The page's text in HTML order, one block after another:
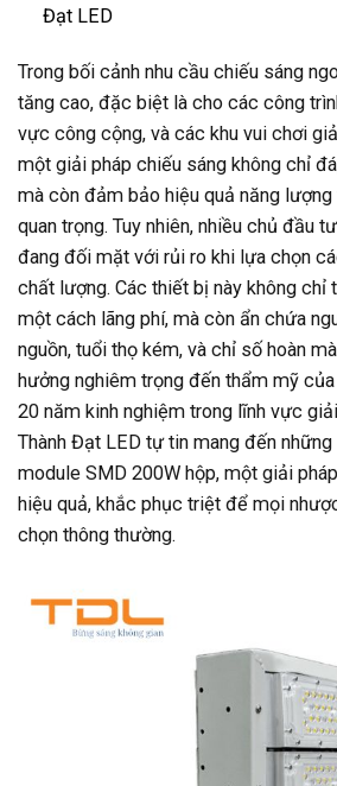
Đạt LED
Trong bối cảnh nhu cầu chiếu sáng
tăng cao, đặc biệt là cho các công
vực công cộng, và các khu vui chơi
một giải pháp chiếu sáng không chỉ
mà còn đảm bảo hiệu quả năng
quan trọng. Tuy nhiên, nhiều chủ đầu
đang đối mặt với rủi ro khi lựa chọn
chất lượng. Các thiết bị này không chỉ
một cách lãng phí, mà còn ẩn chứa
nguồn, tuổi thọ kém, và chỉ số hoàn
hưởng nghiêm trọng đến thẩm mỹ
20 năm kinh nghiệm trong lĩnh vực
Thành Đạt LED tự tin mang đến
module SMD 200W hộp, một giải
hiệu quả, khắc phục triệt để mọi
chọn thông thường.